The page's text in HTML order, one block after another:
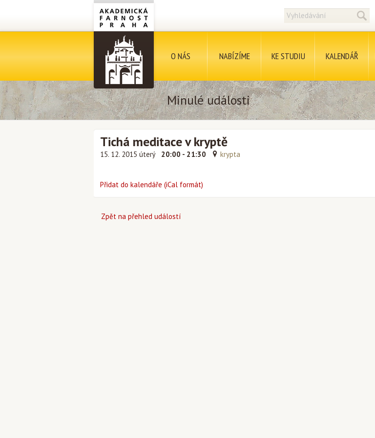
O NÁS NABÍZÍME KE STUDIU KALENDÁŘ
Minulé události
Tichá meditace v kryptě
15. 12. 2015 úterý 20:00 - 21:30 krypta
Přidat do kalendáře (iCal formát)
Zpět na přehled událostí